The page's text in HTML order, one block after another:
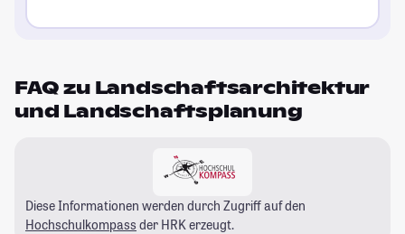
FAQ zu Landschaftsarchitektur
und Landschaftsplanung
Diese Informationen werden durch Zugriff auf den
Hochschulkompass der HRK erzeugt.